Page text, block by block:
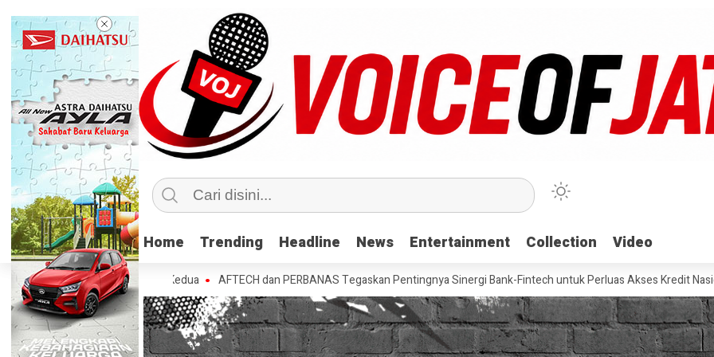
Home Trending Headline News Entertainment Collection Video
Home Trending Headline News Entertainment Collection Video
Nasabah di Tahun Kedua AFTECH dan PERBANAS Tegaskan Pentingnya Sinergi Bank-Fintech untuk Perluas Akses Kredit Nasional